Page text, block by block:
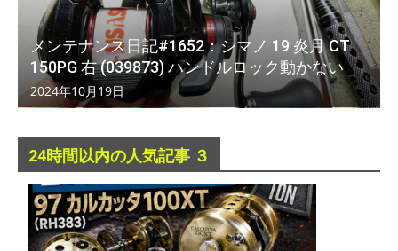
メンテナンス日記#1652：シマノ 19 炎月 CT
150PG 右 (039873) ハンドルロック動かない
2024年10月19日
24時間以内の人気記事 ３